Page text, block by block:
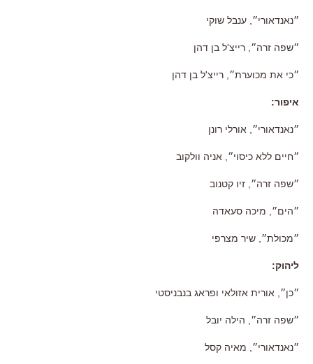
״נאנדאורי״ ענבל שוקי
״שפה זרה״ רייצ'ל בן דהן
״כי את מכוערת״ רייצ'ל בן דהן
איפור:
״נאנדאורי״ אורלי רונן
״חיים ללא כיסוי״ אניה וולקוב
״שפה זרה״ זיו קטנוב
״הים״ מיכה סעאדה
״מכולת״ שיר מצרפי
ליהוק:
״כן״ אורית אזולאי ופראג בנבניסטי
״שפה זרה״ הילה יובל
״נאנדאורי״ מאיה קסל